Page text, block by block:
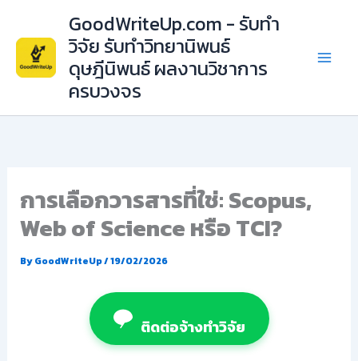
content
GoodWriteUp.com - รับทำ
วิจัย รับทำวิทยานิพนธ์
ดุษฎีนิพนธ์ ผลงานวิชาการ
ครบวงจร
การเลือกวารสารที่ใช่: Scopus,
Web of Science หรือ TCI?
ByGoodWriteUp/19/02/2026
ติดต่อจ้างทำวิจัย